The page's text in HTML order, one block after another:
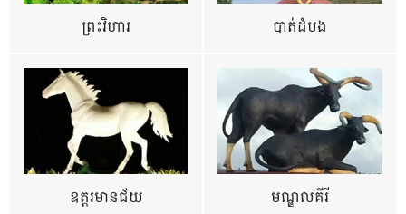
ព្រះវិហារ បាត់ដំបង
ឧត្ដរមានជ័យ មណ្ឌលគីរី